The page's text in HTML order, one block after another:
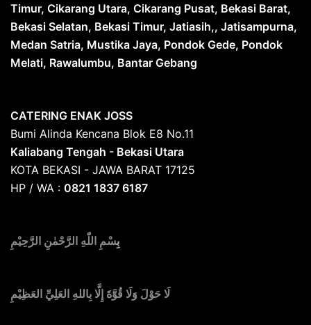
Timur, Cikarang Utara, Cikarang Pusat, Bekasi Barat,
Bekasi Selatan, Bekasi Timur, Jatiasih,, Jatisampurna,
Medan Satria, Mustika Jaya, Pondok Gede, Pondok
Melati, Rawalumbu, Bantar Gebang
CATERING ENAK JOSS
Bumi Alinda Kencana Blok E8 No.11
Kaliabang Tengah - Bekasi Utara
KOTA BEKASI - JAWA BARAT 17125
HP / WA : 0821 1837 6187
بِسْمِ اللّٰهِ الرَّحْمٰنِ الرَّحِيْمِ
لَا حَوْلَ وَلَا قُوَّةَ إِلَّا بِاللهِ العَلِيِّ العَظِيْمِ